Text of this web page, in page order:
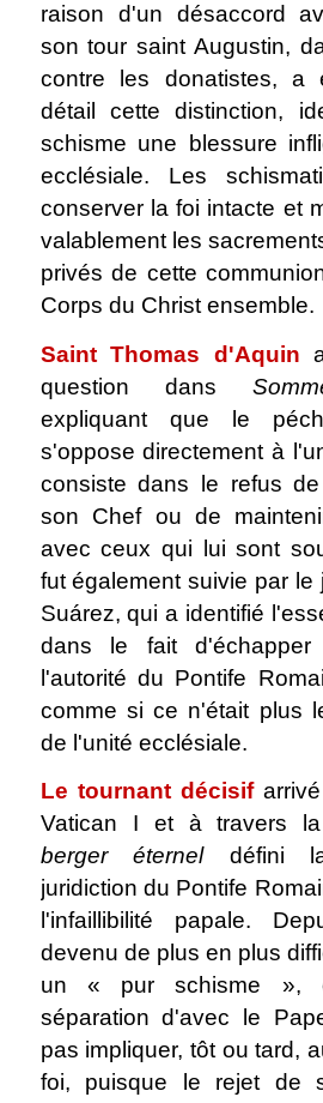
raison d'un désaccord
son tour saint Augustin,
contre les donatistes, a
détail cette distinction,
schisme une blessure
ecclésiale. Les
conserver la foi intacte et
valablement les
privés de cette
Corps du Christ ensemble.
Saint Thomas d'Aquin
question dans
expliquant que le
s'oppose directement à
consiste dans le refus
son Chef ou de
avec ceux qui lui sont
fut également suivie par le
Suárez, qui a identifié
dans le fait d'échapper
l'autorité du Pontife
comme si ce n'était plus
de l'unité ecclésiale.
Le tournant décisifarrivé
Vatican I et à travers
berger éterneldéfini la
juridiction du Pontife
l'infaillibilité papale.
devenu de plus en plus
un « pur schisme »,
séparation d'avec le
pas impliquer, tôt ou tard,
foi, puisque le rejet de